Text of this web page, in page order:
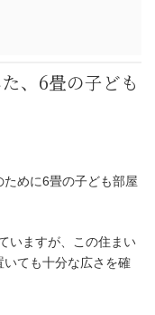
めに6畳の子ども部屋
いますが、この住まい
ても十分な広さを確